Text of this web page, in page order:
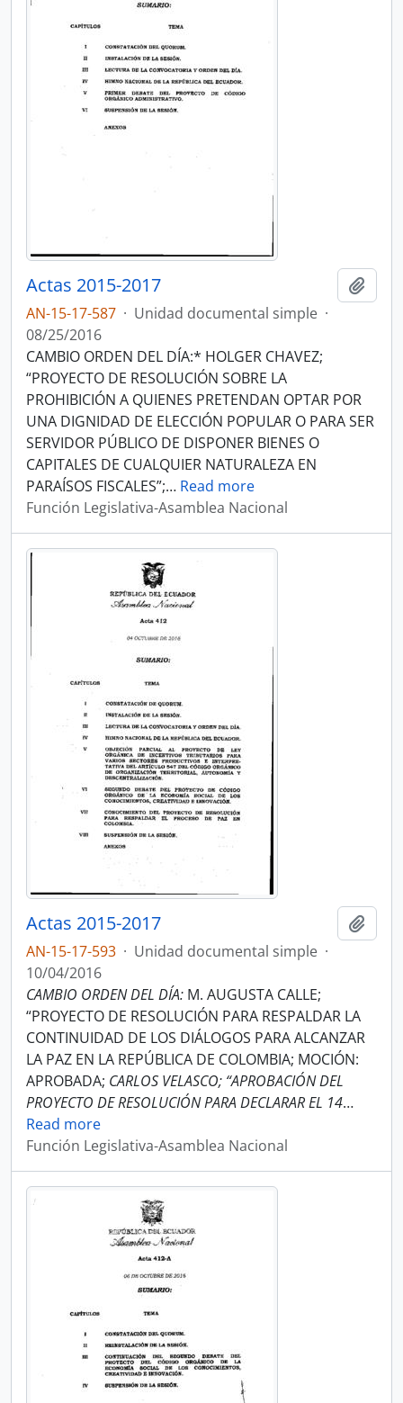
Actas 2015-2017
AN-15-17-587 · Unidad documental simple ·
08/25/2016
CAMBIO ORDEN DEL DÍA:* HOLGER CHAVEZ;
“PROYECTO DE RESOLUCIÓN SOBRE LA
PROHIBICIÓN A QUIENES PRETENDAN OPTAR POR
UNA DIGNIDAD DE ELECCIÓN POPULAR O PARA SER
SERVIDOR PÚBLICO DE DISPONER BIENES O
CAPITALES DE CUALQUIER NATURALEZA EN
PARAÍSOS FISCALES”;… Read more
Función Legislativa-Asamblea Nacional
Actas 2015-2017
AN-15-17-593 · Unidad documental simple ·
10/04/2016
CAMBIO ORDEN DEL DÍA: M. AUGUSTA CALLE;
“PROYECTO DE RESOLUCIÓN PARA RESPALDAR LA
CONTINUIDAD DE LOS DIÁLOGOS PARA ALCANZAR
LA PAZ EN LA REPÚBLICA DE COLOMBIA; MOCIÓN:
APROBADA; CARLOS VELASCO; “APROBACIÓN DEL
PROYECTO DE RESOLUCIÓN PARA DECLARAR EL 14…
Read more
Función Legislativa-Asamblea Nacional